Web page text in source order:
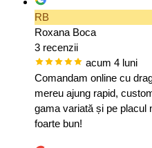
RB
Roxana Boca
3 recenzii
acum 4 luni
Comandam online cu
mereu ajung rapid,
gama variată și pe placul
foarte bun!